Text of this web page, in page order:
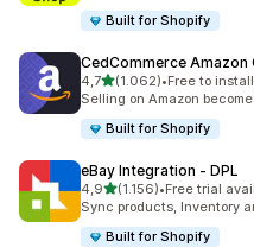
Built for Shopify
CedCommerce Amazon
4,7de 5 estrelas
(1.062)
1062 total de avaliações
•Free to install
Selling on Amazon
Built for Shopify
eBay Integration ‑ DPL
4,9de 5 estrelas
(1.156)
1156 total de avaliações
•Free trial
Sync products, Inventory
Built for Shopify